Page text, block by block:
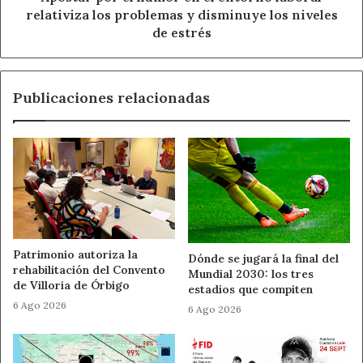
Ahora León Hostelería
Noticias de León
problemas
los
de
relativiza los problemas y disminuye los niveles
de estrés
Publicaciones relacionadas
Patrimonio autoriza la
rehabilitación del Convento
de Villoria de Órbigo
6 Ago 2026
Dónde se jugará la final del
Mundial 2030: los tres
estadios que compiten
6 Ago 2026